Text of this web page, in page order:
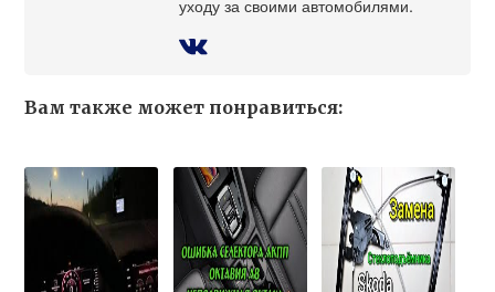
уходу за своими автомобилями.
Вам также может понравиться: